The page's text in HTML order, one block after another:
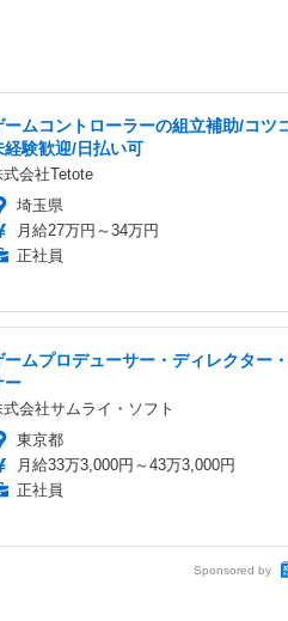
ームコントローラーの組立補助/コツ
経験歓迎/日払い可
式会社Tetote
埼玉県
月給27万円～34万円
正社員
ームプロデューサー・ディレクター
ー
式会社サムライ・ソフト
東京都
月給33万3,000円～43万3,000円
正社員
Sponsored by